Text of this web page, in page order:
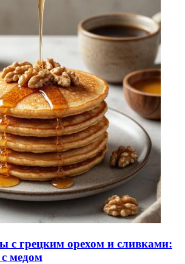
с грецким орехом и сливками:
медом